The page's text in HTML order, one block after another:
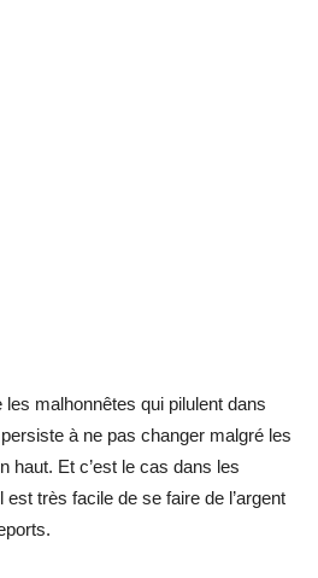
les malhonnêtes qui pilulent dans
à ne pas changer malgré les
haut. Et c’est le cas dans les
très facile de se faire de l’argent